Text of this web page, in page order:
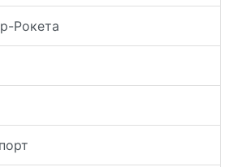
Рокета